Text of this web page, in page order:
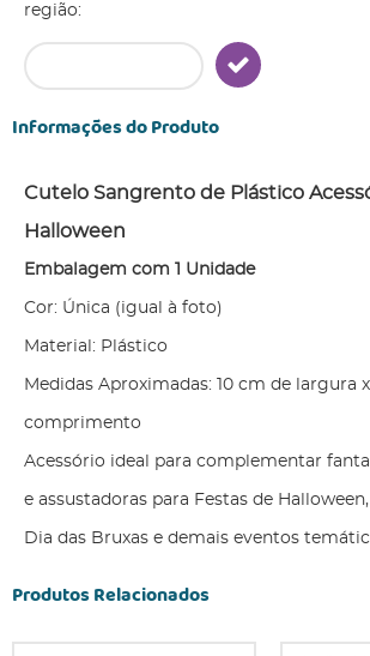
região:
Informações do Produto
Cutelo Sangrento de Plástico
Halloween
Embalagem com 1 Unidade
Cor: Única (igual à foto)
Material: Plástico
Medidas Aproximadas: 10 cm de largura
comprimento
Acessório ideal para complementar
e assustadoras para Festas de Halloween,
Dia das Bruxas e demais eventos
Produtos Relacionados